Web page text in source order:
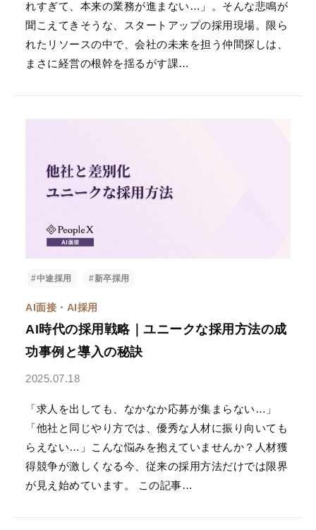
客観的に評価するスキ
ルインテリジェンスシ
ステムです。
AI360
部下や同僚からの個人
の評判を収集・解析
分析する360度フィード
営業支援AIシリーズ
れすぎて、本来の業務が進まない…」。そんな悲鳴が
聞こえてきそうな、スタートアップの採用現場。限ら
れたリソースの中で、会社の未来を担う仲間探しは、
まさに経営の根幹を揺るがす課…
#中途採用 #新卒採用
AI面接・AI採用
AI時代の採用戦略｜ユニークな採用方法の成
功事例と導入の秘訣
2025.07.18
「求人を出しても、なかなか応募が集まらない…」
「他社と同じやり方では、優秀な人材に振り向いても
らえない…」こんな悩みを抱えていませんか？人材獲
得競争が激しくなる今、従来の採用方法だけでは限界
が見え始めています。 この記事…